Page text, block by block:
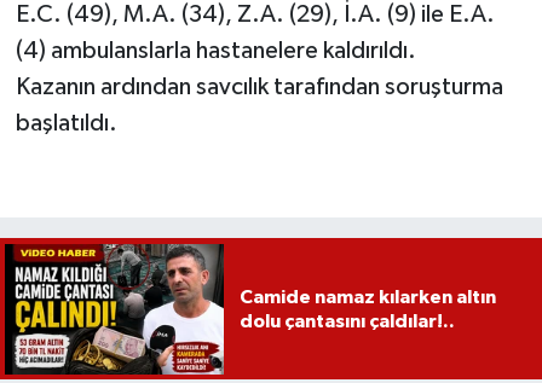
E.C. (49), M.A. (34), Z.A. (29), İ.A. (9) ile E.A.
(4) ambulanslarla hastanelere kaldırıldı.
Kazanın ardından savcılık tarafından soruşturma
başlatıldı.
Camide namaz kılarken altın
dolu çantasını çaldılar!..